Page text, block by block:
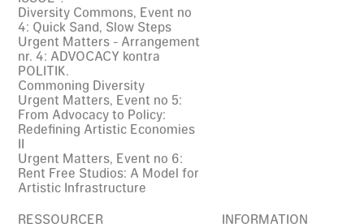
Diversity Commons, Event no
4: Quick Sand, Slow Steps
Urgent Matters - Arrangement
nr. 4: ADVOCACY kontra
POLITIK.
Commoning Diversity
Urgent Matters, Event no 5:
From Advocacy to Policy:
Redefining Artistic Economies
II
Urgent Matters, Event no 6:
Rent Free Studios: A Model for
Artistic Infrastructure
RESSOURCER INFORMATION